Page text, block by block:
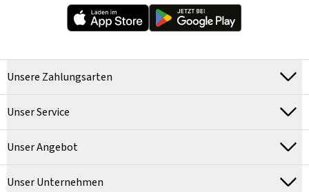
Unsere Zahlungsarten
Unser Service
Unser Angebot
Unser Unternehmen